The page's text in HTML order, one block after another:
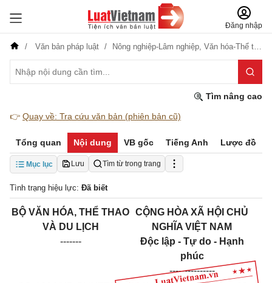
Đăng nhập
Văn bản pháp luật Nông nghiệp-Lâm nghiệp, Văn hóa-Thể thao-Du lịch
Tìm nâng cao
👉 Quay về: Tra cứu văn bản (phiên bản cũ)
Tổng quan Nội dung VB gốc Tiếng Anh Lược đồ
Mục lục Lưu Tìm từ trong trang
Tình trạng hiệu lực: Đã biết
BỘ VĂN HÓA, THỂ THAO
VÀ DU LỊCH
-------
CỘNG HÒA XÃ HỘI CHỦ
NGHĨA VIỆT NAM
Độc lập - Tự do - Hạnh
phúc
---------------